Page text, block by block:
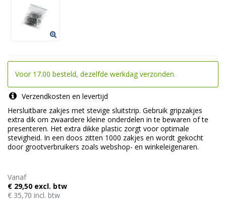
Voor 17.00 besteld, dezelfde werkdag verzonden.
Verzendkosten en levertijd
Hersluitbare zakjes met stevige sluitstrip. Gebruik gripzakjes
extra dik om zwaardere kleine onderdelen in te bewaren of te
presenteren. Het extra dikke plastic zorgt voor optimale
stevigheid. In een doos zitten 1000 zakjes en wordt gekocht
door grootverbruikers zoals webshop- en winkeleigenaren.
Vanaf
€ 29,50 excl. btw
€ 35,70 incl. btw